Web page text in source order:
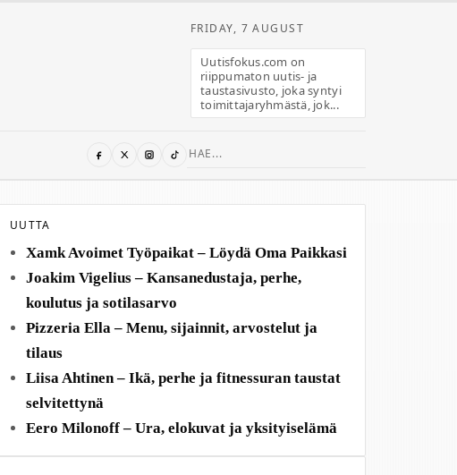
FRIDAY, 7 AUGUST
Uutisfokus.com on
riippumaton uutis- ja
taustasivusto, joka syntyi
toimittajaryhmästä, jok...
Search
UUTTA
Xamk Avoimet Työpaikat – Löydä Oma Paikkasi
Joakim Vigelius – Kansanedustaja, perhe,
koulutus ja sotilasarvo
Pizzeria Ella – Menu, sijainnit, arvostelut ja
tilaus
Liisa Ahtinen – Ikä, perhe ja fitnessuran taustat
selvitettynä
Eero Milonoff – Ura, elokuvat ja yksityiselämä